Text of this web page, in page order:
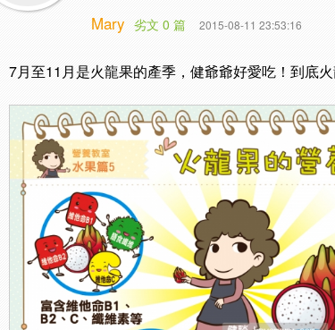
Mary 劣文 0 篇 2015-08-11 23:53:16
7月至11月是火龍果的產季，健爺爺好愛吃！到底